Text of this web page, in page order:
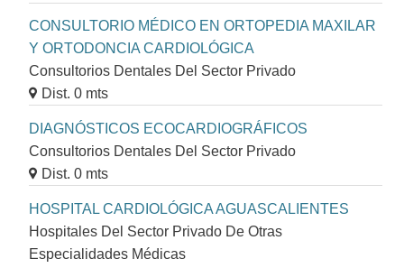
CONSULTORIO MÉDICO EN ORTOPEDIA MAXILAR
Y ORTODONCIA CARDIOLÓGICA
Consultorios Dentales Del Sector Privado
Dist. 0 mts
DIAGNÓSTICOS ECOCARDIOGRÁFICOS
Consultorios Dentales Del Sector Privado
Dist. 0 mts
HOSPITAL CARDIOLÓGICA AGUASCALIENTES
Hospitales Del Sector Privado De Otras
Especialidades Médicas